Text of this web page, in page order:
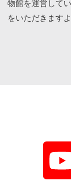
物館を運営して
をいただきます